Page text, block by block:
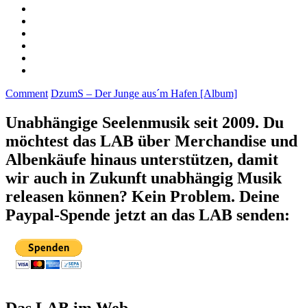
Comment DzumS – Der Junge aus´m Hafen [Album]
Unabhängige Seelenmusik seit 2009. Du
möchtest das LAB über Merchandise und
Albenkäufe hinaus unterstützen, damit
wir auch in Zukunft unabhängig Musik
releasen können? Kein Problem. Deine
Paypal-Spende jetzt an das LAB senden: